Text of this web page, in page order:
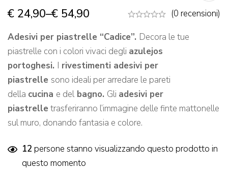
€ 24,90–€ 54,90
(0 recensioni)
Adesivi per piastrelle “Cadice”. Decora le tue
piastrelle con i colori vivaci degli azulejos
portoghesi. I rivestimenti adesivi per
piastrelle sono ideali per arredare le pareti
della cucina e delbagno. Gli adesivi per
piastrelle trasferiranno l’immagine delle finte mattonelle
sul muro, donando fantasia e colore.
12 persone stanno visualizzando questo prodotto in
questo momento